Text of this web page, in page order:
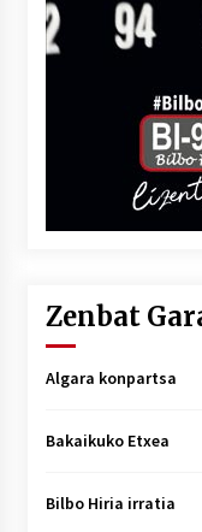
Zenbat
Algara konpartsa
Bakaikuko Etxea
Bilbo Hiria irratia